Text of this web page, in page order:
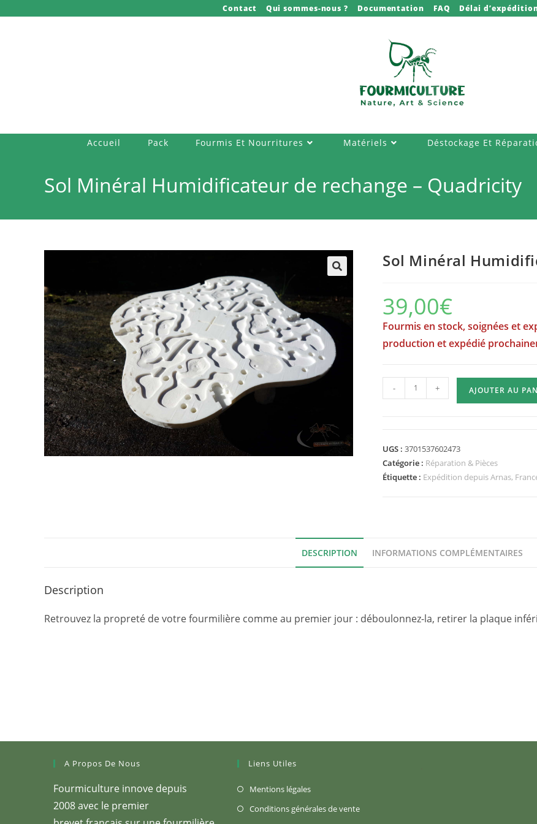
Contact Qui sommes-nous ? Documentation FAQ Délai
Accueil Pack Fourmis Et Nourritures Matériels Déstockage Et
Sol Minéral Humidificateur de rechange – Quadricity
Sol Minéral
39,00€
Fourmis en stock, soignées et
production et expédié
quantité
de
Humidificateur
de
rechange
- + AJOUTER AU
UGS : 3701537602473
Catégorie : Réparation & Pièces
Étiquette : Expédition depuis Arnas,
DESCRIPTION INFORMATIONS COMPLÉMENTAIRES
Description
Retrouvez la propreté de votre fourmilière comme au premier jour : déboulonnez-la, retirer la plaque
A Propos De Nous
Fourmiculture innove depuis
2008 avec le premier
Liens Utiles
Mentions légalesS’ouvre
Conditions générales de venteS’ouvre